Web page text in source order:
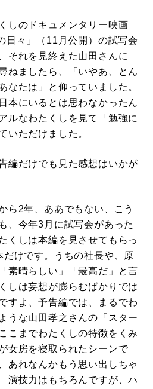
しのドキュメンタリー映画
日々」（11月公開）の試写会
それを見終えた山田さんに
ねましたら、「いやあ、とん
なたは」と仰っていました。
本にいるとは思わなかったん
ルなわたくしを見て「勉強に
いただけました。
だけでも見た感想はいかが
ら2年、ああでもない、こう
、今年3月に試写会があった
くしは本編を見させてもらっ
けです。うちの社長や、原
素晴らしい」「最高だ」と言
しは妄想が膨らむばかりでは
すよ、予告編では、まるでわ
うな山田孝之さんの「スター
こまでわたくしの特徴をくみ
女房を寝取られたシーンで
あれなんかもう思い出しちゃ
演技力はもちろんですが、ハ